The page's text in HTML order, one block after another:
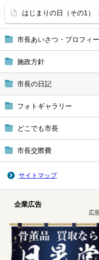
市長あいさつ・プロフィ
施政方針
市長の日記
フォトギャラリー
どこでも市長
市長交際費
はじまりの日（その1）
サイトマップ
企業広告
広